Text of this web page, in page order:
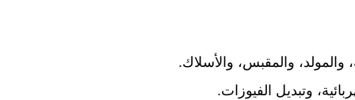
والمقبس، والأسلاك.
وتبديل الفيوزات.